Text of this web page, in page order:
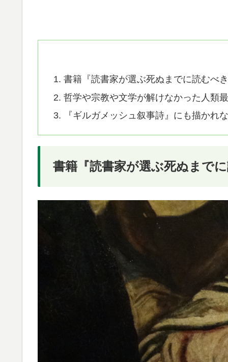
書籍『読書家が選ぶ死ぬまでに読むべ
哲学や宗教や文学が解けなかった人類
『ギルガメッシュ叙事詩』にも描かれ
書籍『読書家が選ぶ死ぬまで